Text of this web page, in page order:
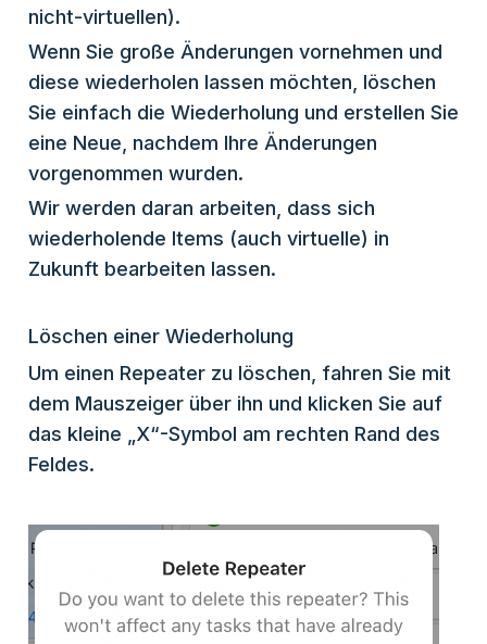
nicht-virtuellen).
Wenn Sie große Änderungen vornehmen und
diese wiederholen lassen möchten, löschen
Sie einfach die Wiederholung und erstellen Sie
eine Neue, nachdem Ihre Änderungen
vorgenommen wurden.
Wir werden daran arbeiten, dass sich
wiederholende Items (auch virtuelle) in
Zukunft bearbeiten lassen.
Löschen einer Wiederholung
Um einen Repeater zu löschen, fahren Sie mit
dem Mauszeiger über ihn und klicken Sie auf
das kleine „X“-Symbol am rechten Rand des
Feldes.